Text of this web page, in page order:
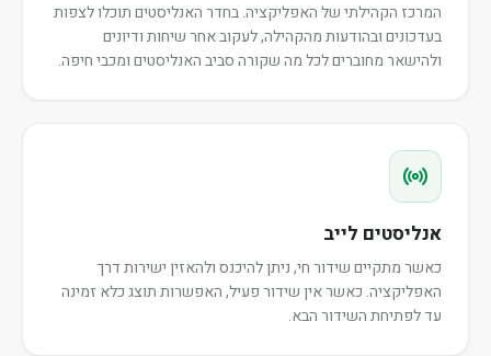
המרכז הקהילתי של האפליקציה. בחדר האנליסטים תוכלו לצפות
בעדכונים ובהודעות מהקהילה, לעקוב אחר שיחות ודיונים
ולהישאר מחוברים לכל מה שקורה סביב האנליסטים ומכבי חיפה.
אנליסטים לייב
כאשר מתקיים שידור חי, ניתן להיכנס ולהאזין ישירות דרך
האפליקציה. כאשר אין שידור פעיל, האפשרות תוצג כלא זמינה
עד לפתיחת השידור הבא.